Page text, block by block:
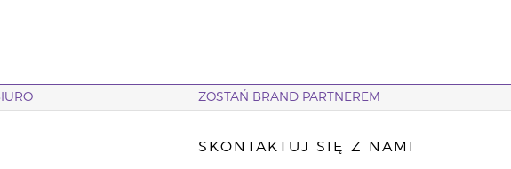
ZOSTAŃ BRAND PARTNEREM
SKONTAKTUJ SIĘ Z NAMI